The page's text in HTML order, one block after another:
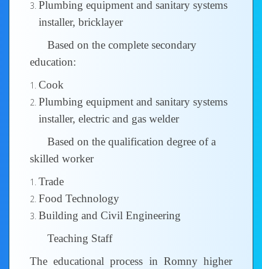
Plumbing equipment and sanitary systems
installer, bricklayer
Based on the complete secondary
education:
Cook
Plumbing equipment and sanitary systems
installer, electric and gas welder
Based on the qualification degree of a
skilled worker
Trade
Food Technology
Building and Civil Engineering
Teaching Staff
The educational process in Romny higher